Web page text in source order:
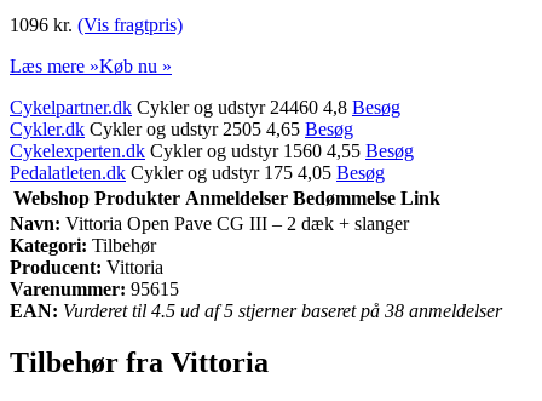
1096 kr. (Vis fragtpris)
Læs mere »Køb nu »
Cykelpartner.dk Cykler og udstyr 24460 4,8 Besøg
Cykler.dk Cykler og udstyr 2505 4,65 Besøg
Cykelexperten.dk Cykler og udstyr 1560 4,55 Besøg
Pedalatleten.dk Cykler og udstyr 175 4,05 Besøg
Webshop Produkter Anmeldelser Bedømmelse Link
Navn: Vittoria Open Pave CG III – 2 dæk + slanger
Kategori: Tilbehør
Producent: Vittoria
Varenummer: 95615
EAN: Vurderet til 4.5 ud af 5 stjerner baseret på 38 anmeldelser
Tilbehør fra Vittoria